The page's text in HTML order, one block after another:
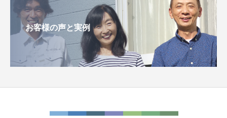
お客様の声と実例